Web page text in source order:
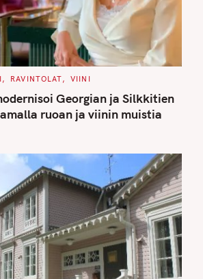
RAVINTOLAT VIINI
Georgian ja Silkkitien
ruoan ja viinin muistia